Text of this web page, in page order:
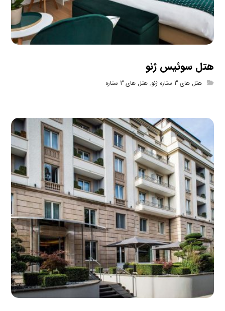
هتل سوئیس ژنو
هتل های 3 ستاره ژنو ,هتل های 3 ستاره